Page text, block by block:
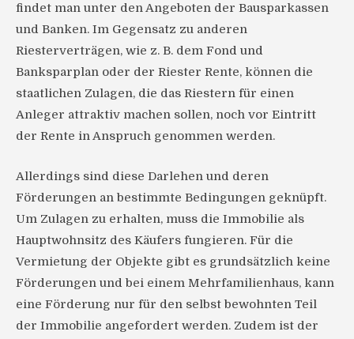
findet man unter den Angeboten der Bausparkassen
und Banken. Im Gegensatz zu anderen
Riesterverträgen, wie z. B. dem Fond und
Banksparplan oder der Riester Rente, können die
staatlichen Zulagen, die das Riestern für einen
Anleger attraktiv machen sollen, noch vor Eintritt
der Rente in Anspruch genommen werden.
Allerdings sind diese Darlehen und deren
Förderungen an bestimmte Bedingungen geknüpft.
Um Zulagen zu erhalten, muss die Immobilie als
Hauptwohnsitz des Käufers fungieren. Für die
Vermietung der Objekte gibt es grundsätzlich keine
Förderungen und bei einem Mehrfamilienhaus, kann
eine Förderung nur für den selbst bewohnten Teil
der Immobilie angefordert werden. Zudem ist der